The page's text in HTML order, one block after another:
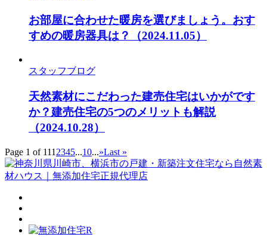
お部屋に合わせた暖房を選びましょう。おす
すめの暖房器具は？
（2024.11.05）
スタッフブログ
天然素材にこだわった建売住宅はいかがです
か？建売住宅の5つのメリットも解説
（2024.10.28）
Page 1 of 111 2345...10...»Last »